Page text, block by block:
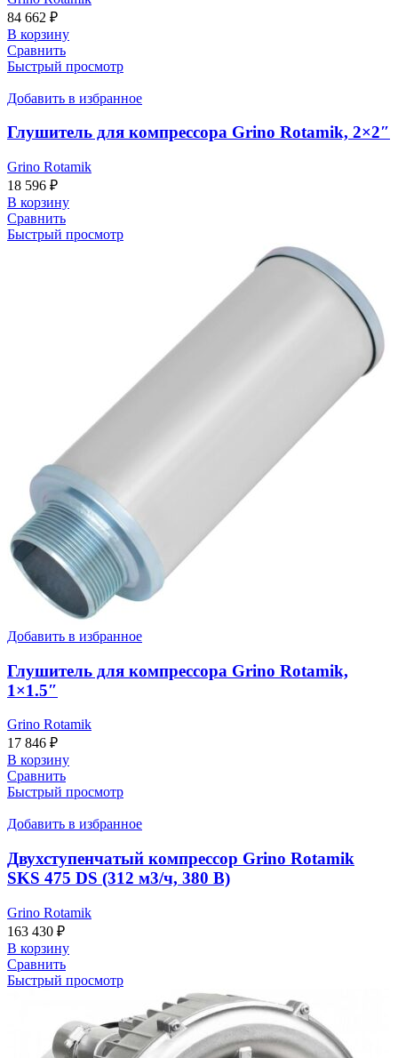
84 662 ₽
В корзину
Сравнить
Быстрый просмотр
Добавить в избранное
Глушитель для компрессора Grino Rotamik, 2×2″
Grino Rotamik
18 596 ₽
В корзину
Сравнить
Быстрый просмотр
Добавить в избранное
Глушитель для компрессора Grino Rotamik,
1×1.5″
Grino Rotamik
17 846 ₽
В корзину
Сравнить
Быстрый просмотр
Добавить в избранное
Двухступенчатый компрессор Grino Rotamik
SKS 475 DS (312 м3/ч, 380 В)
Grino Rotamik
163 430 ₽
В корзину
Сравнить
Быстрый просмотр